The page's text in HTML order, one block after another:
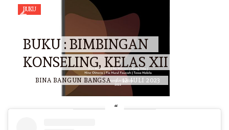
BUKU
BUKU : BIMBINGAN
KONSELING, KELAS XII
BINA BANGUN BANGSA / 12 JULI 2023